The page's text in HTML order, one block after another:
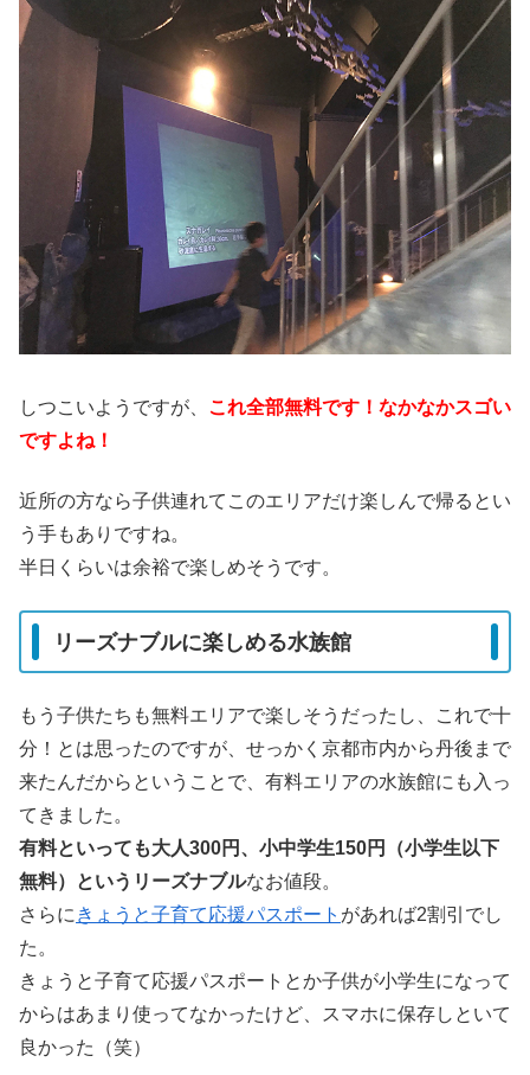
しつこいようですが、 これ全部無料です！なかなかスゴい
ですよね！
近所の方なら子供連れてこのエリアだけ楽しんで帰るとい
う手もありですね。
半日くらいは余裕で楽しめそうです。
リーズナブルに楽しめる水族館
もう子供たちも無料エリアで楽しそうだったし、これで十
分！とは思ったのですが、せっかく京都市内から丹後まで
来たんだからということで、有料エリアの水族館にも入っ
てきました。
有料といっても大人300円、小中学生150円（小学生以下
無料）というリーズナブルなお値段。
さらに きょうと子育て応援パスポート があれば2割引でし
た。
きょうと子育て応援パスポートとか子供が小学生になって
からはあまり使ってなかったけど、スマホに保存しといて
良かった（笑）